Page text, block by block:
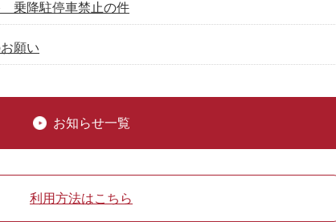
乗降駐停車禁止の件
願い
お知らせ一覧
利用方法はこちら